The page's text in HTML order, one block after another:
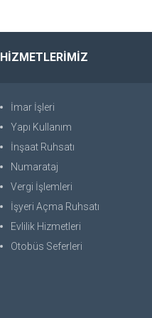
HİZMETLERİMİZ
İmar İşleri
Yapı Kullanım
İnşaat Ruhsatı
Numarataj
Vergi İşlemleri
İşyeri Açma Ruhsatı
Evlilik Hizmetleri
Otobüs Seferleri